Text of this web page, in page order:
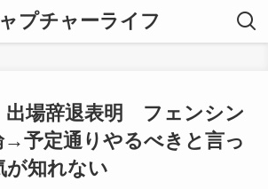
プチャーライフ
出場辞退表明 フェンシン
予定通りやるべきと言っ
が知れない